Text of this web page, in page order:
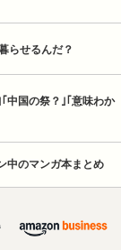
らせるんだ？
中国の祭？｣｢意味わか
中のマンガ本まとめ